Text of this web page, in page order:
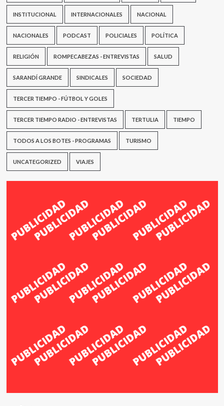
INSTITUCIONAL INTERNACIONALES NACIONAL
NACIONALES PODCAST POLICIALES POLÍTICA
RELIGIÓN ROMPECABEZAS - ENTREVISTAS SALUD
SARANDÍ GRANDE SINDICALES SOCIEDAD
TERCER TIEMPO - FÚTBOL Y GOLES
TERCER TIEMPO RADIO - ENTREVISTAS TERTULIA TIEMPO
TODOS A LOS BOTES - PROGRAMAS TURISMO
UNCATEGORIZED VIAJES